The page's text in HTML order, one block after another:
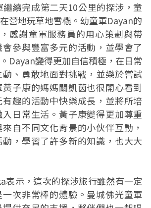
續完成第二天10公里的探涉，童
營地玩草地雪橇。幼童軍Dayan的
感謝童軍服務員的用心策劃與帶
參與豐富多元的活動，並學會了
Dayan變得更加自信積極，在日常
、勇敢地面對挑戰，並樂於嘗試
子康的媽媽關凱茵也很開心看到
趣的活動中快樂成長，並將所培
日常生活。黃子康變得更加尊重
自不同文化背景的小伙伴互動，
，學習了許多新的知識，也大大
表示，這次的探涉旅行雖然有一定
次非常棒的體驗。曼城佛光童軍